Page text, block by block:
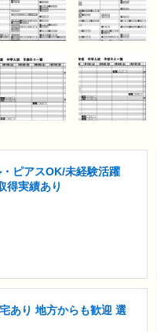
ピアスOK/未経験活躍
得実績あり
あり 地方からも歓迎 選